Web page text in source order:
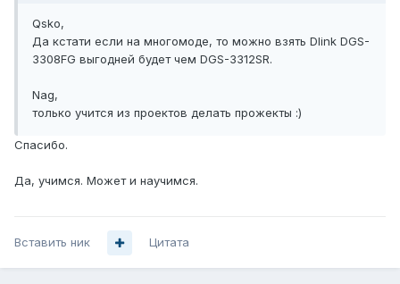
Qsko,
Да кстати если на многомоде, то можно взять Dlink DGS-
3308FG выгодней будет чем DGS-3312SR.
Nag,
только учится из проектов делать прожекты :)
Спасибо.
Да, учимся. Может и научимся.
Вставить ник Цитата